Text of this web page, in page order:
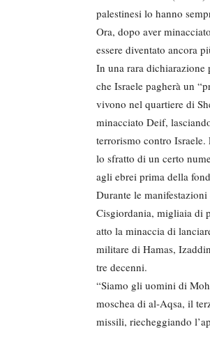
palestinesi lo hanno
Ora, dopo aver
essere diventato ancora
In una rara dichiarazione
che Israele pagherà un
vivono nel quartiere di
minacciato Deif,
terrorismo contro Israele.
lo sfratto di un certo
agli ebrei prima della
Durante le
Cisgiordania, migliaia di
atto la minaccia di
militare di Hamas,
tre decenni.
“Siamo gli uomini di
moschea di al-Aqsa, il
missili, riecheggiando